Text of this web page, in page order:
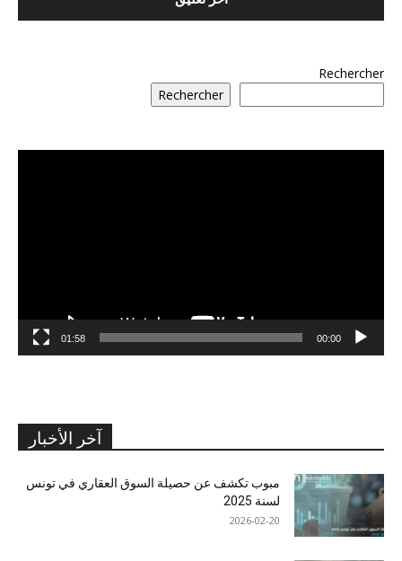
Rechercher
Rechercher
00:00
01:58
آخر الأخبار
مبوب تكشف عن حصيلة السوق العقاري في تونس
لسنة 2025
2026-02-20